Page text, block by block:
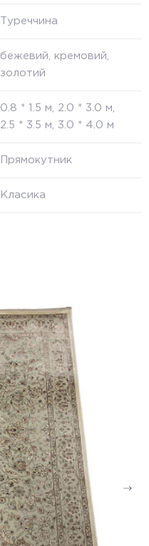
Туреччина
бежевий, кремовий,
золотий
0.8 * 1.5 м, 2.0 * 3.0 м,
2.5 * 3.5 м, 3.0 * 4.0 м
Прямокутник
Класика